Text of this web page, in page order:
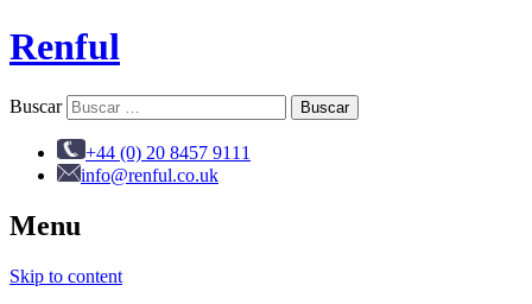
Renful
Buscar
+44 (0) 20 8457 9111
info@renful.co.uk
Menu
Skip to content